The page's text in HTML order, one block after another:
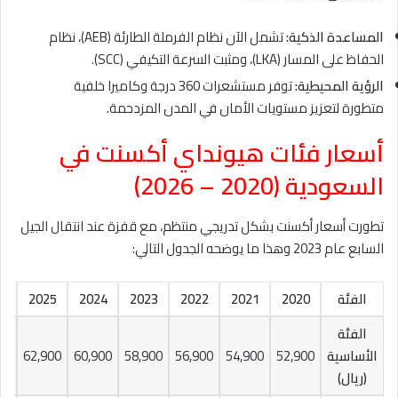
المساعدة الذكية:
تشمل الآن نظام الفرملة الطارئة (AEB)، نظام
الحفاظ على المسار (LKA)، ومثبت السرعة التكيفي (SCC).
الرؤية المحيطية:
توفر مستشعرات 360 درجة وكاميرا خلفية
متطورة لتعزيز مستويات الأمان في المدن المزدحمة.
أسعار فئات هيونداي أكسنت في
السعودية(2020 – 2026)
تطورت أسعار أكسنت بشكل تدريجي منتظم، مع قفزة عند انتقال الجيل
السابع عام 2023 وهذا ما يوضحه الجدول التالي:
الفئة
2020
2021
2022
2023
2024
2025
الفئة
الأساسية
(ريال)
52,900
54,900
56,900
58,900
60,900
62,900